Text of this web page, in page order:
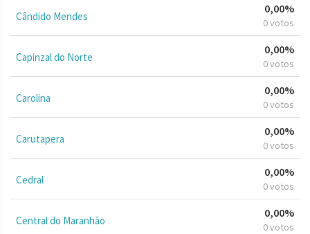
Cândido Mendes
0,00%
0 votos
Capinzal do Norte
0,00%
0 votos
Carolina
0,00%
0 votos
Carutapera
0,00%
0 votos
Cedral
0,00%
0 votos
Central do Maranhão
0,00%
0 votos